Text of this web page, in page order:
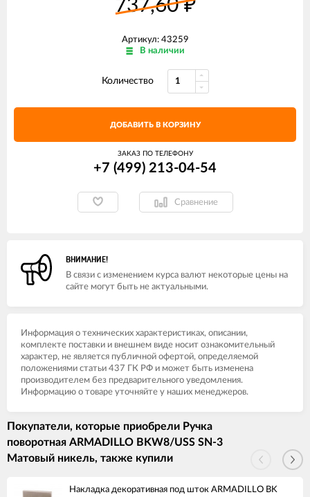
737,60₽
Артикул: 43259
В наличии
Количество
ДОБАВИТЬ В КОРЗИНУ
ЗАКАЗ ПО ТЕЛЕФОНУ
+7 (499) 213-04-54​
Сравнение
ВНИМАНИЕ!
В связи с изменением курса валют некоторые цены на
сайте могут быть не актуальными.
Информация о технических характеристиках, описании,
комплекте поставки и внешнем виде носит ознакомительный
характер, не является публичной офертой, определяемой
положениями статьи 437 ГК РФ и может быть изменена
производителем без предварительного уведомления.
Информацию о товаре уточняйте у наших менеджеров.
Покупатели, которые приобрели Ручка
поворотная ARMADILLO BKW8/USS SN-3
Матовый никель, также купили
Накладка декоративная под шток ARMADILLO BK